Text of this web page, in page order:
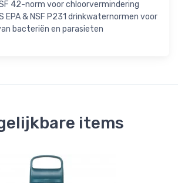
42-norm voor chloorvermindering
EPA & NSF P231 drinkwaternormen voor
bacteriën en parasieten
items